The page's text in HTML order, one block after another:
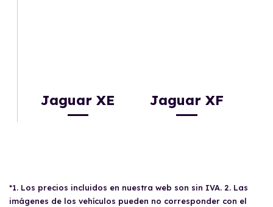
Jaguar XE Jaguar XF
*1. Los precios incluidos en nuestra web son sin IVA. 2. Las
imágenes de los vehículos pueden no corresponder con el